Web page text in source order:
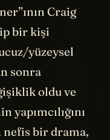
bir başka
Craig
bir kişi
yüzeysel
sonra
oldu ve
yapımcılığını